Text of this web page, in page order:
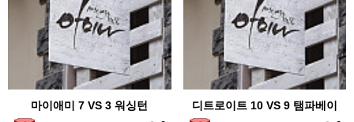
마이애미 7 VS 3 워싱턴 디트로이트 10 VS 9 탬파베이